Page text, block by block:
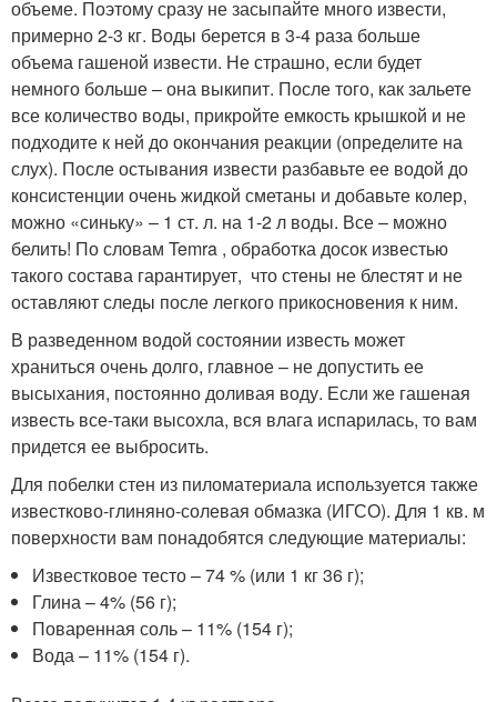
объеме. Поэтому сразу не засыпайте много извести,
примерно 2-3 кг. Воды берется в 3-4 раза больше
объема гашеной извести. Не страшно, если будет
немного больше – она выкипит. После того, как зальете
все количество воды, прикройте емкость крышкой и не
подходите к ней до окончания реакции (определите на
слух). После остывания извести разбавьте ее водой до
консистенции очень жидкой сметаны и добавьте колер,
можно «синьку» – 1 ст. л. на 1-2 л воды. Все – можно
белить! По словам Temra , обработка досок известью
такого состава гарантирует, что стены не блестят и не
оставляют следы после легкого прикосновения к ним.
В разведенном водой состоянии известь может
храниться очень долго, главное – не допустить ее
высыхания, постоянно доливая воду. Если же гашеная
известь все-таки высохла, вся влага испарилась, то вам
придется ее выбросить.
Для побелки стен из пиломатериала используется также
известково-глиняно-солевая обмазка (ИГСО). Для 1 кв. м
поверхности вам понадобятся следующие материалы:
Известковое тесто – 74 % (или 1 кг 36 г);
Глина – 4% (56 г);
Поваренная соль – 11% (154 г);
Вода – 11% (154 г).